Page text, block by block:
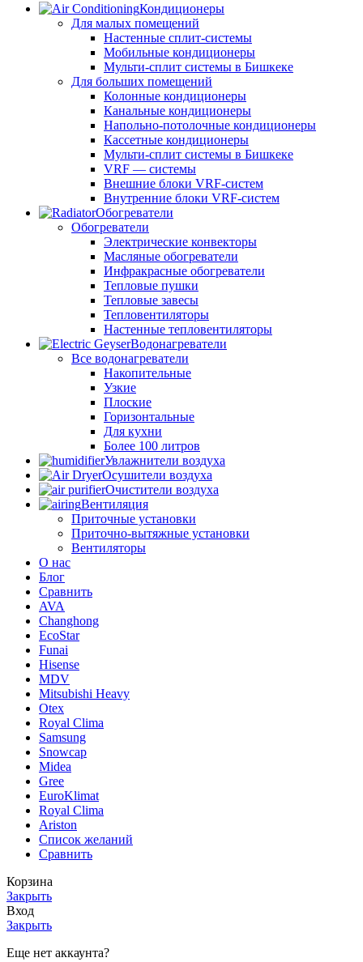
Кондиционеры
Для малых помещений
Настенные сплит-системы
Мобильные кондиционеры
Мульти-сплит системы в Бишкеке
Для больших помещений
Колонные кондиционеры
Канальные кондиционеры
Напольно-потолочные кондиционеры
Кассетные кондиционеры
Мульти-сплит системы в Бишкеке
VRF — системы
Внешние блоки VRF-систем
Внутренние блоки VRF-систем
Обогреватели
Обогреватели
Электрические конвекторы
Масляные обогреватели
Инфракрасные обогреватели
Тепловые пушки
Тепловые завесы
Тепловентиляторы
Настенные тепловентиляторы
Водонагреватели
Все водонагреватели
Накопительные
Узкие
Плоские
Горизонтальные
Для кухни
Более 100 литров
Увлажнители воздуха
Осушители воздуха
Очистители воздуха
Вентиляция
Приточные установки
Приточно-вытяжные установки
Вентиляторы
О нас
Блог
Сравнить
AVA
Changhong
EcoStar
Funai
Hisense
MDV
Mitsubishi Heavy
Otex
Royal Clima
Samsung
Snowcap
Midea
Gree
EuroKlimat
Royal Clima
Ariston
Список желаний
Сравнить
Корзина
Закрыть
Вход
Закрыть
Еще нет аккаунта?